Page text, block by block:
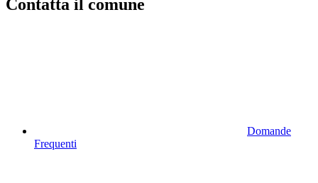
Contatta il comune
Domande
Frequenti